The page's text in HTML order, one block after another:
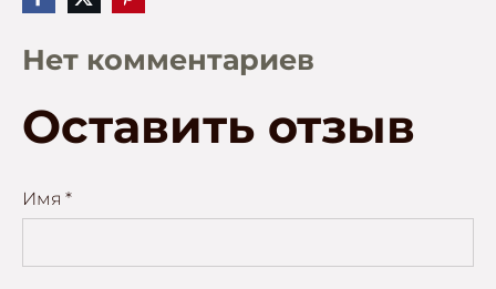
Нет комментариев
Оставить отзыв
Имя *